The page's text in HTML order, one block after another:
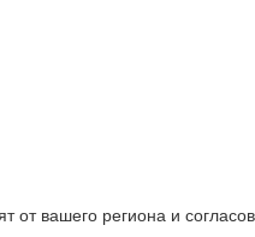
от вашего региона и